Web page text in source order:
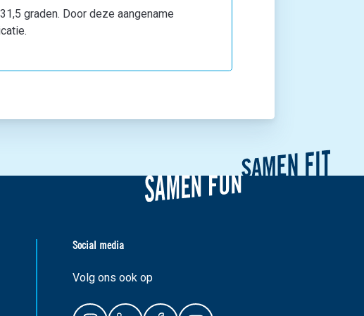
graden. Door deze aangename
Social media
Volg ons ook op